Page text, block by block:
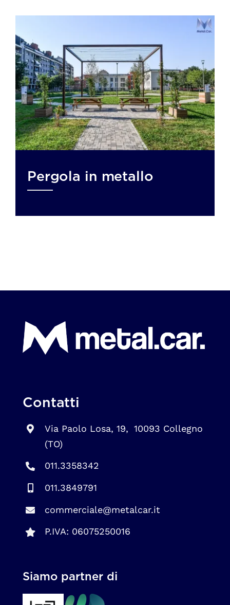
Pergola in metallo
Contatti
Via Paolo Losa, 19, 10093 Collegno
(TO)
011.3358342
011.3849791
commerciale@metalcar.it
P.IVA: 06075250016
Siamo partner di